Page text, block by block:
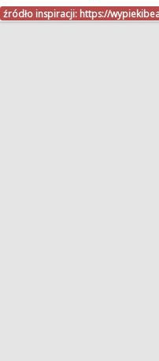
źródło inspiracji: https://